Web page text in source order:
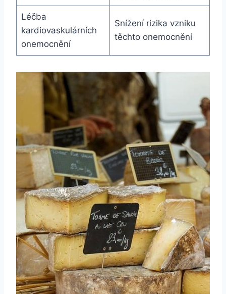
Léčba
kardiovaskulárních
onemocnění
Snížení rizika vzniku
těchto onemocnění